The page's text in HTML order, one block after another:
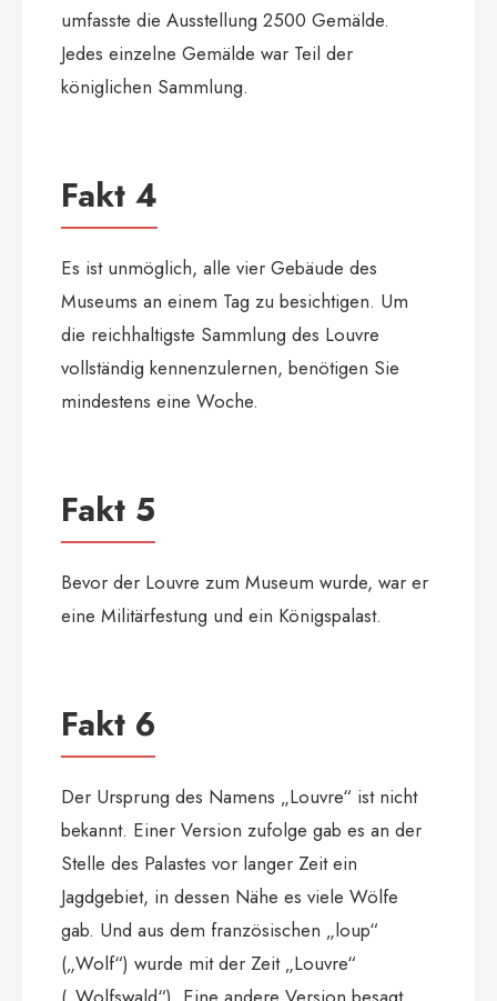
umfasste die Ausstellung 2500 Gemälde.
Jedes einzelne Gemälde war Teil der
königlichen Sammlung.
Fakt 4
Es ist unmöglich, alle vier Gebäude des
Museums an einem Tag zu besichtigen. Um
die reichhaltigste Sammlung des Louvre
vollständig kennenzulernen, benötigen Sie
mindestens eine Woche.
Fakt 5
Bevor der Louvre zum Museum wurde, war er
eine Militärfestung und ein Königspalast.
Fakt 6
Der Ursprung des Namens „Louvre“ ist nicht
bekannt. Einer Version zufolge gab es an der
Stelle des Palastes vor langer Zeit ein
Jagdgebiet, in dessen Nähe es viele Wölfe
gab. Und aus dem französischen „loup“
(„Wolf“) wurde mit der Zeit „Louvre“